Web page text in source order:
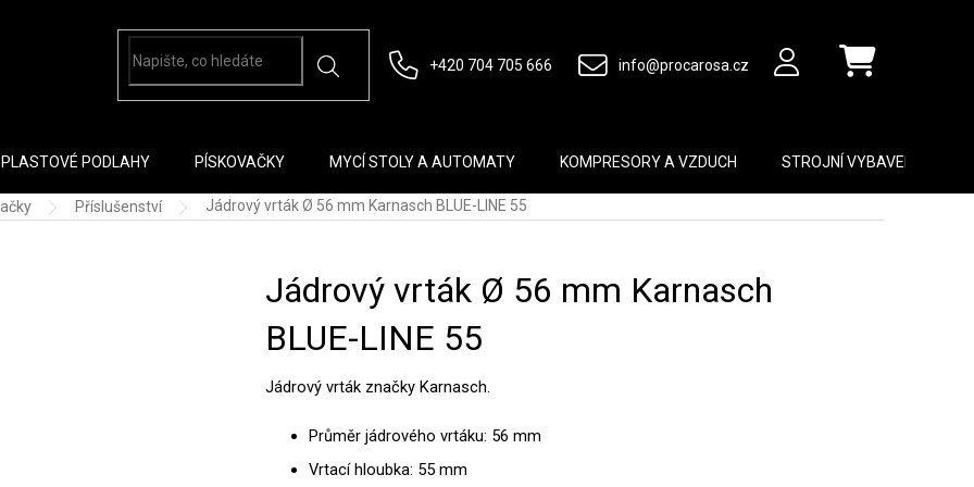
+420 704 705 666 info@procarosa.cz Nákupní košík
PLASTOVÉ PODLAHY PÍSKOVAČKY MYCÍ STOLY A AUTOMATY KOMPRESORY A VZDUCH STROJNÍ VYBAVENÍ
Příslušenství Jádrový vrták Ø 56 mm Karnasch BLUE-LINE 55
Jádrový vrták Ø 56 mm Karnasch
BLUE-LINE 55
Jádrový vrták značky Karnasch.
Průměr jádrového vrtáku: 56 mm
Vrtací hloubka: 55 mm